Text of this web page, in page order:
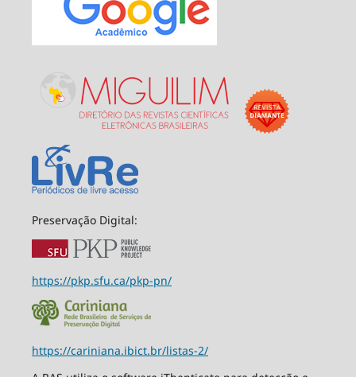
Preservação Digital:
https://pkp.sfu.ca/pkp-pn/
https://cariniana.ibict.br/listas-2/